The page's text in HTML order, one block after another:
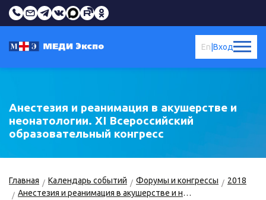
Вход
En
Анестезия и реанимация в акушерстве и
неонатологии. XI Всероссийский
образовательный конгресс
Главная Календарь событий Форумы и конгрессы
2018
Анестезия и реанимация в акушерстве и неонатологии